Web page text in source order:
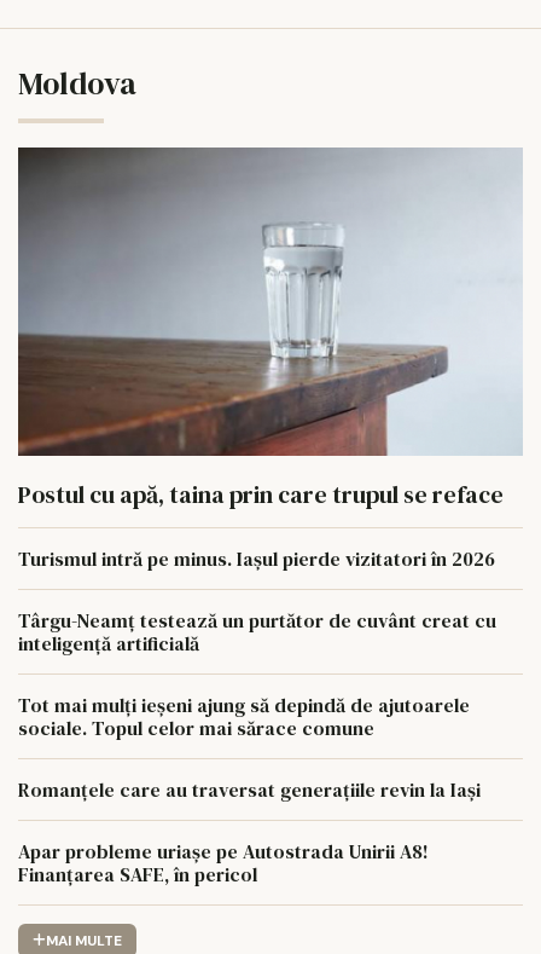
Moldova
Postul cu apă, taina prin care trupul se reface
Turismul intră pe minus. Iașul pierde vizitatori în 2026
Târgu-Neamț testează un purtător de cuvânt creat cu
inteligență artificială
Tot mai mulți ieșeni ajung să depindă de ajutoarele
sociale. Topul celor mai sărace comune
Romanțele care au traversat generațiile revin la Iași
Apar probleme uriașe pe Autostrada Unirii A8!
Finanțarea SAFE, în pericol
MAI MULTE